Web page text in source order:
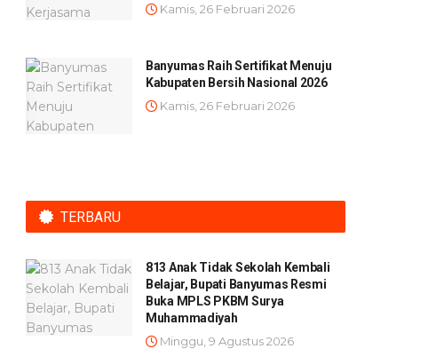
Kamis, 26 Februari 2026
Banyumas Raih Sertifikat Menuju
Kabupaten Bersih Nasional 2026
Kamis, 26 Februari 2026
TERBARU
813 Anak Tidak Sekolah Kembali
Belajar, Bupati Banyumas Resmi
Buka MPLS PKBM Surya
Muhammadiyah
Minggu, 9 Agustus 2026